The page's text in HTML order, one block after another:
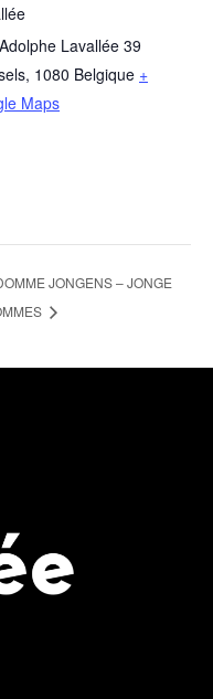
Lavallée 39
, 1080 Belgique +
Maps
JONGENS – JONGE